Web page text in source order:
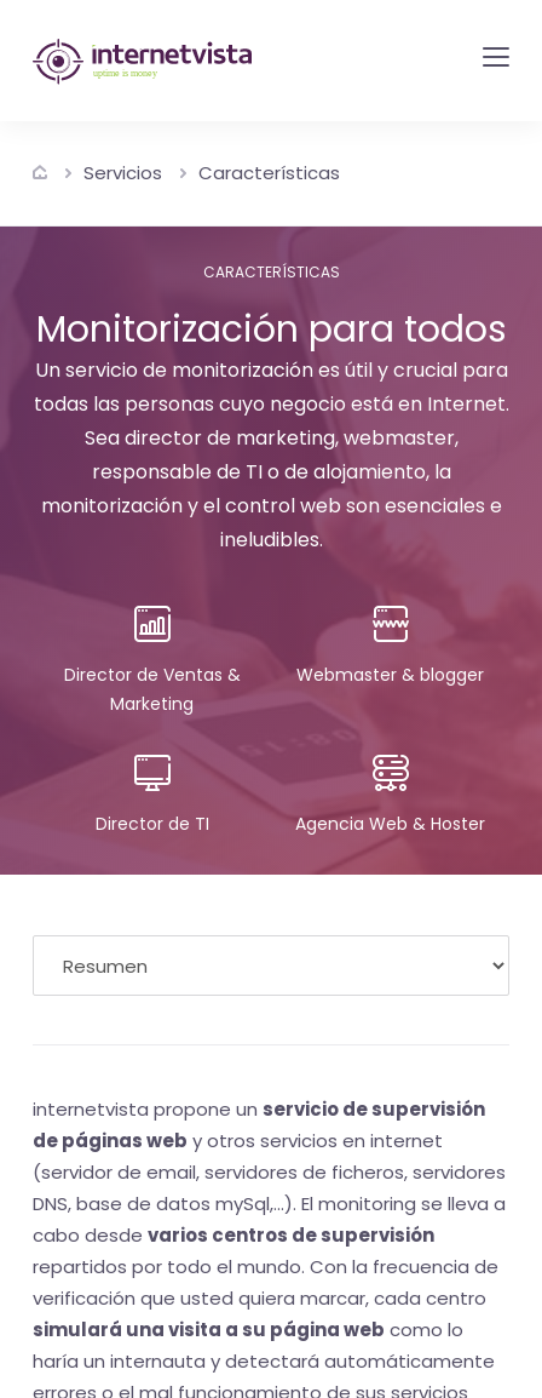
Monitorización
de
-
control
del
y
de
los
servicios
Internet
El
tiempo
(activo)
Servicios Características
CARACTERÍSTICAS
Monitorización para todos
Un servicio de monitorización es útil y crucial para
todas las personas cuyo negocio está en Internet.
Sea director de marketing, webmaster,
responsable de TI o de alojamiento, la
monitorización y el control web son esenciales e
ineludibles.
Director de Ventas &
Marketing
Webmaster & blogger
Director de TI Agencia Web & Hoster
internetvista propone un servicio de supervisión
de páginas web y otros servicios en internet
(servidor de email, servidores de ficheros, servidores
DNS, base de datos mySql,...). El monitoring se lleva a
cabo desde varios centros de supervisión
repartidos por todo el mundo. Con la frecuencia de
verificación que usted quiera marcar, cada centro
simulará una visita a su página web como lo
haría un internauta y detectará automáticamente
errores o el mal funcionamiento de sus servicios